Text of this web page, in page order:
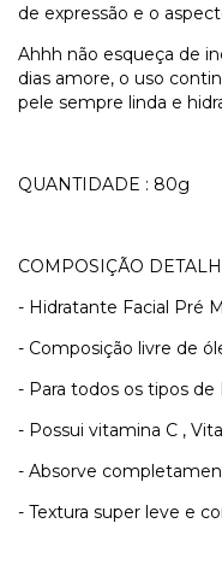
de expressão e o
Ahhh não esqueça de
dias amore, o uso
pele sempre linda e
QUANTIDADE : 80g
COMPOSIÇÃO
- Hidratante Facial Pré
- Composição livre de
- Para todos os tipos de
- Possui vitamina C ,
- Absorve
- Textura super leve e